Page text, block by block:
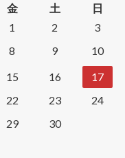
金 土
日
1
2
3
8 9
10
15 16
17
22 23
24
29
30